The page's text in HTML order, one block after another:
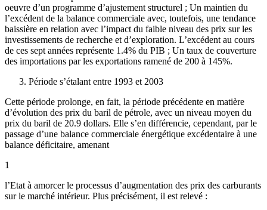
oeuvre d’un programme d’ajustement structurel ; Un maintien du
l’excédent de la balance commerciale avec, toutefois, une tendance
baissière en relation avec l’impact du faible niveau des prix sur les
investissements de recherche et d’exploration. L’excédent au cours
de ces sept années représente 1.4% du PIB ; Un taux de couverture
des importations par les exportations ramené de 200 à 145%.
Période s’étalant entre 1993 et 2003
Cette période prolonge, en fait, la période précédente en matière
d’évolution des prix du baril de pétrole, avec un niveau moyen du
prix du baril de 20.9 dollars. Elle s’en différencie, cependant, par le
passage d’une balance commerciale énergétique excédentaire à une
balance déficitaire, amenant
1
l’Etat à amorcer le processus d’augmentation des prix des carburants
sur le marché intérieur. Plus précisément, il est relevé :